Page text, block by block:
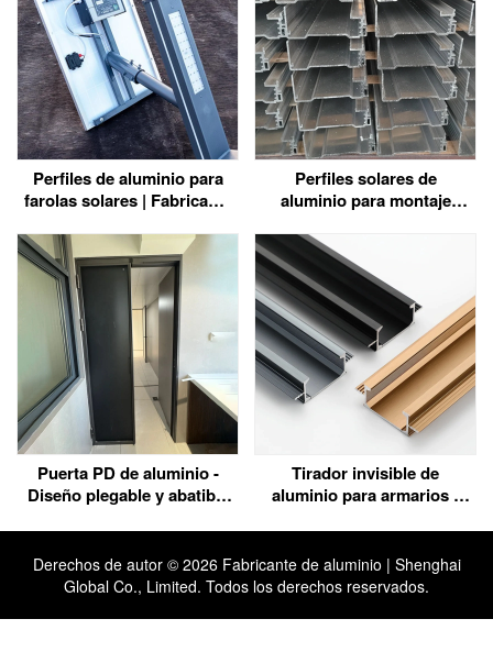
Perfiles de aluminio para
farolas solares | Fabricante
Perfiles solares de
aluminio para montaje
de extrusiones a medida
6063/6060
Puerta PD de aluminio -
Diseño plegable y abatible
Tirador invisible de
aluminio para armarios -
Derechos de autor © 2026 Fabricante de aluminio | Shenghai
Global Co., Limited. Todos los derechos reservados.